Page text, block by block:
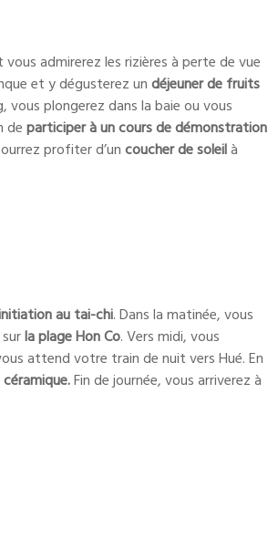
admirerez les rizières à perte de vue
et y dégusterez undéjeuner de fruits
plongerez dans la baie ou vous
departiciper à un cours de démonstration
profiter d’uncoucher de soleilà
au tai-chi. Dans la matinée, vous
laplage Hon Co. Vers midi, vous
attend votre train de nuit vers Hué. En
Fin de journée, vous arriverez à